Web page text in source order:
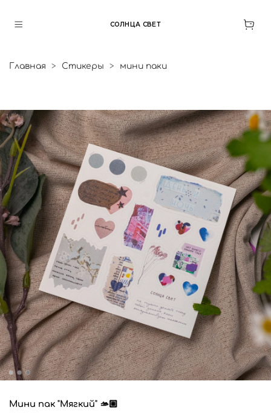
СОЛНЦА СВЕТ
Главная Стикеры мини паки
Мини пак "Мягкий" 🫴🏼